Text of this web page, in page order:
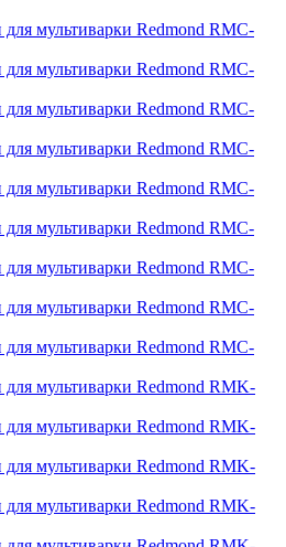
для мультиварки Redmond RMC-
для мультиварки Redmond RMC-
для мультиварки Redmond RMC-
для мультиварки Redmond RMC-
для мультиварки Redmond RMC-
для мультиварки Redmond RMC-
для мультиварки Redmond RMC-
для мультиварки Redmond RMC-
для мультиварки Redmond RMC-
для мультиварки Redmond RMK-
для мультиварки Redmond RMK-
для мультиварки Redmond RMK-
для мультиварки Redmond RMK-